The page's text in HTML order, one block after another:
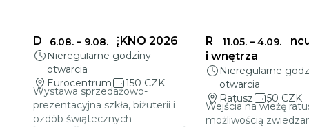
6.08. – 9.08.
DELIKATNE PIĘKNO 2026
Nieregularne godziny
otwarcia
Eurocentrum
150 CZK
Wystawa sprzedażowo-
prezentacyjna szkła, biżuterii i
ozdób świątecznych
11.05. – 4.09.
Ratusz w
i wnętrza
Nieregularne
otwarcia
Ratusz
50 CZK
Wejścia na wieżę
możliwością